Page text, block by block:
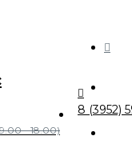
- 18.00)
8 (3952)